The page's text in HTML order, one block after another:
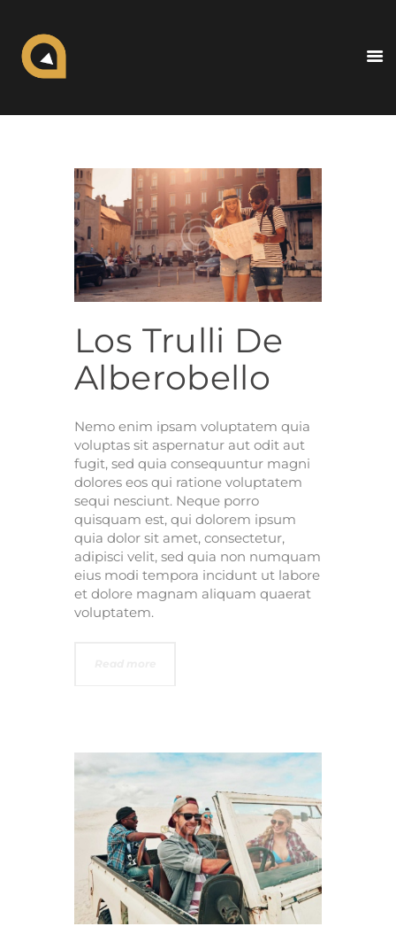
Nosotros
Blogs
Destinos
Contacto
Los Trulli De
Alberobello
Nemo enim ipsam voluptatem quia
voluptas sit aspernatur aut odit aut
fugit, sed quia consequuntur magni
dolores eos qui ratione voluptatem
sequi nesciunt. Neque porro
quisquam est, qui dolorem ipsum
quia dolor sit amet, consectetur,
adipisci velit, sed quia non numquam
eius modi tempora incidunt ut labore
et dolore magnam aliquam quaerat
voluptatem.